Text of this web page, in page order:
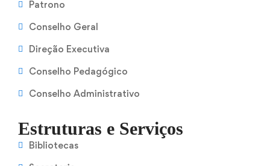
Patrono
Conselho Geral
Direção Executiva
Conselho Pedagógico
Conselho Administrativo
Estruturas e Serviços
Bibliotecas